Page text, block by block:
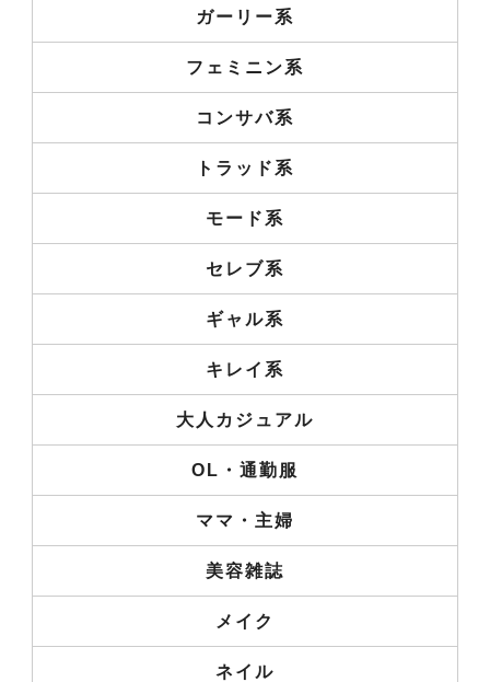
ガーリー系
フェミニン系
コンサバ系
トラッド系
モード系
セレブ系
ギャル系
キレイ系
大人カジュアル
OL・通勤服
ママ・主婦
美容雑誌
メイク
ネイル